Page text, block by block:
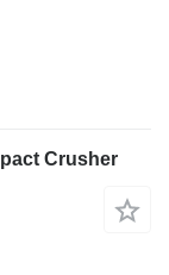
Crusher